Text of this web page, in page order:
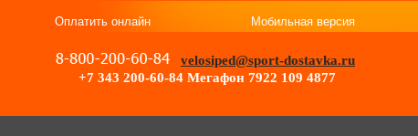
Оплатить онлайн Мобильная версия
velosiped@sport-dostavka.ru
+7 343 200-60-84 Мегафон 7922 109 4877